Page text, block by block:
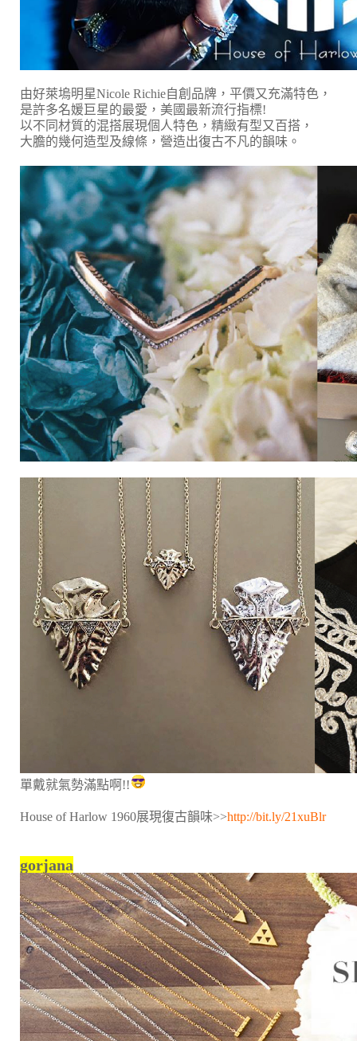
由好萊塢明星Nicole Richie自創品牌，平價又充滿特色，
是許多名媛巨星的最愛，美國最新流行指標!
以不同材質的混搭展現個人特色，精緻有型又百搭，
大膽的幾何造型及線條，營造出復古不凡的韻味。
單戴就氣勢滿點啊!!
House of Harlow 1960展現復古韻味>>http://bit.ly/21xuBlr
gorjana